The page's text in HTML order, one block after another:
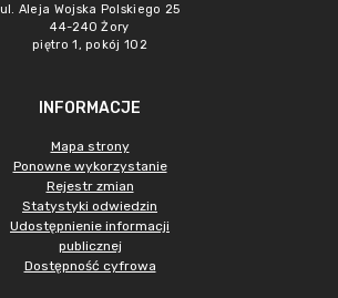
ul. Aleja Wojska Polskiego 25
44-240 Żory
piętro 1, pokój 102
INFORMACJE
Mapa strony
Ponowne wykorzystanie
Rejestr zmian
Statystyki odwiedzin
Udostępnienie informacji
publicznej
Dostępność cyfrowa